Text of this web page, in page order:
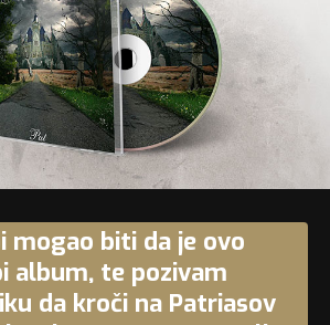
mogao biti da je ovo
album, te pozivam
da kroči na Patriasov